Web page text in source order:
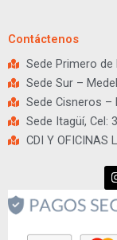
Contáctenos
Sede Primero de
Sede Sur –
Sede Cisneros –
Sede Itagüí, Cel:
CDI Y OFICINAS